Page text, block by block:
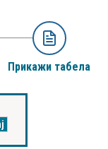
Прикажи табела